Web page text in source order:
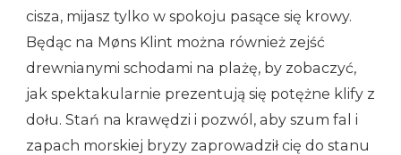
cisza, mijasz tylko w spokoju pasące się krowy.
Będąc na Møns Klint można również zejść
drewnianymi schodami na plażę, by zobaczyć,
jak spektakularnie prezentują się potężne klify z
dołu. Stań na krawędzi i pozwól, aby szum fal i
zapach morskiej bryzy zaprowadził cię do stanu